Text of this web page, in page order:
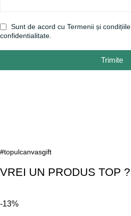
Sunt de acord cu Termenii și condițiile
confidentialitate.
Trimite
#topulcanvasgift
VREI UN PRODUS TOP ?
-13%